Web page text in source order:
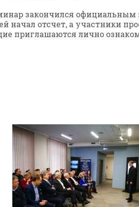
закончился официальным
начал отсчет, а участники
приглашаются лично